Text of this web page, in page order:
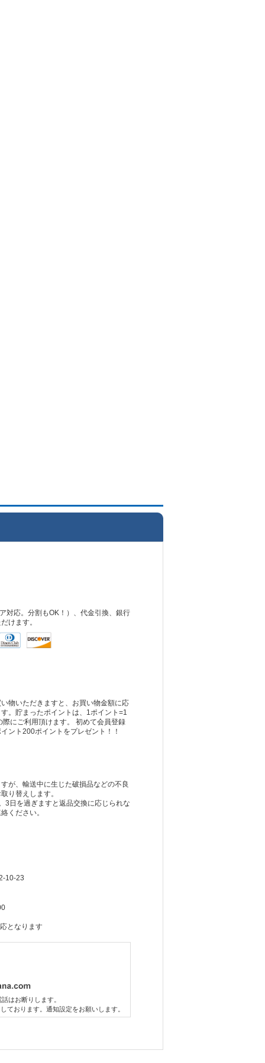
対応。分割もOK！）、代金引換、銀行
けます。
物いただきますと、お買い物金額に応
。貯まったポイントは、1ポイント=1
にご利用頂けます。 初めて会員登録
ント200ポイントをプレゼント！！
が、輸送中に生じた破損品などの不良
り替えします。
3日を過ぎますと返品交換に応じられな
ください。
10-23
となります
はお断りします。
ております。通知設定をお願いします。